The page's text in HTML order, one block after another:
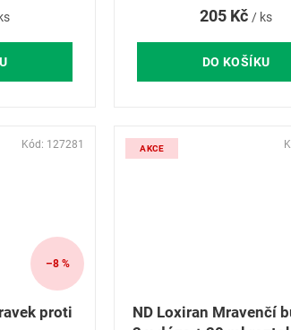
205 Kč / ks
DO KOŠÍKU
–8 %
proti
Kód: 127281 AKCE
ND Loxiran Mravenčí